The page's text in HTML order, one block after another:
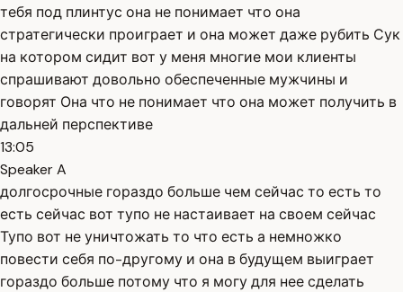
тебя под плинтус она не понимает что она
стратегически проиграет и она может даже рубить Сук
на котором сидит вот у меня многие мои клиенты
спрашивают довольно обеспеченные мужчины и
говорят Она что не понимает что она может получить в
дальней перспективе
13:05
Speaker A
долгосрочные гораздо больше чем сейчас то есть то
есть сейчас вот тупо не настаивает на своем сейчас
Тупо вот не уничтожать то что есть а немножко
повести себя по-другому и она в будущем выиграет
гораздо больше потому что я могу для нее сделать